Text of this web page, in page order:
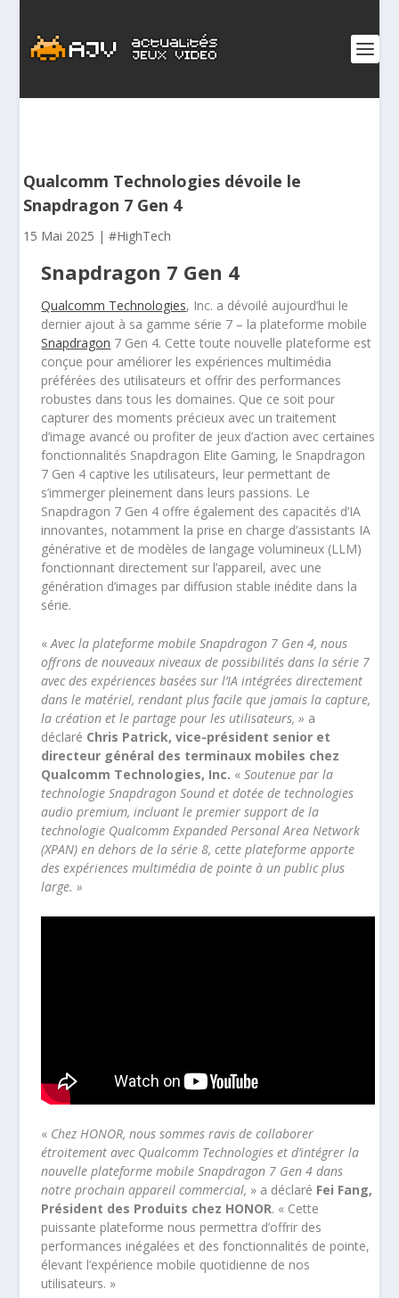
Qualcomm Technologies dévoile le
Snapdragon 7 Gen 4
15 Mai 2025 |#HighTech
Snapdragon 7 Gen 4
Qualcomm Technologies, Inc. a dévoilé aujourd’hui le
dernier ajout à sa gamme série 7 – la plateforme mobile
Snapdragon 7 Gen 4. Cette toute nouvelle plateforme est
conçue pour améliorer les expériences multimédia
préférées des utilisateurs et offrir des performances
robustes dans tous les domaines. Que ce soit pour
capturer des moments précieux avec un traitement
d’image avancé ou profiter de jeux d’action avec certaines
fonctionnalités Snapdragon Elite Gaming, le Snapdragon
7 Gen 4 captive les utilisateurs, leur permettant de
s’immerger pleinement dans leurs passions. Le
Snapdragon 7 Gen 4 offre également des capacités d’IA
innovantes, notamment la prise en charge d’assistants IA
générative et de modèles de langage volumineux (LLM)
fonctionnant directement sur l’appareil, avec une
génération d’images par diffusion stable inédite dans la
série.
«Avec la plateforme mobile Snapdragon 7 Gen 4, nous
offrons de nouveaux niveaux de possibilités dans la série 7
avec des expériences basées sur l’IA intégrées directement
dans le matériel, rendant plus facile que jamais la capture,
la création et le partage pour les utilisateurs, » a
déclaré Chris Patrick, vice-président senior et
directeur général des terminaux mobiles chez
Qualcomm Technologies, Inc. «Soutenue par la
technologie Snapdragon Sound et dotée de technologies
audio premium, incluant le premier support de la
technologie Qualcomm Expanded Personal Area Network
(XPAN) en dehors de la série 8, cette plateforme apporte
des expériences multimédia de pointe à un public plus
large. »
« Chez HONOR, nous sommes ravis de collaborer
étroitement avec Qualcomm Technologies et d’intégrer la
nouvelle plateforme mobile Snapdragon 7 Gen 4 dans
notre prochain appareil commercial, » a déclaré Fei Fang,
Président des Produits chez HONOR. « Cette
puissante plateforme nous permettra d’offrir des
performances inégalées et des fonctionnalités de pointe,
élevant l’expérience mobile quotidienne de nos
utilisateurs. »